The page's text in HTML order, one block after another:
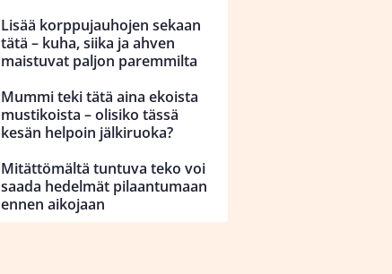
Lisää korppujauhojen sekaan
tätä – kuha, siika ja ahven
maistuvat paljon paremmilta
Mummi teki tätä aina ekoista
mustikoista – olisiko tässä
kesän helpoin jälkiruoka?
Mitättömältä tuntuva teko voi
saada hedelmät pilaantumaan
ennen aikojaan